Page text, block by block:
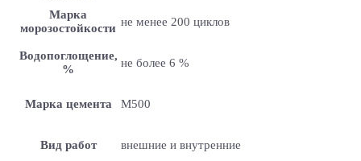
Марка
морозостойкости не менее 200 циклов
Водопоглощение,
%
не более 6 %
Марка цемента M500
Вид работ внешние и внутренние